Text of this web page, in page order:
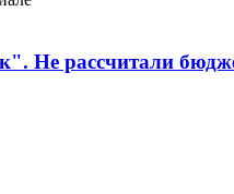
Не рассчитали